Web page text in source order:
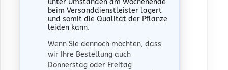
unter Umständen am Wochenende
beim Versanddienstleister lagert
und somit die Qualität der Pflanze
leiden kann.
Wenn Sie dennoch möchten, dass
wir Ihre Bestellung auch
Donnerstag oder Freitag